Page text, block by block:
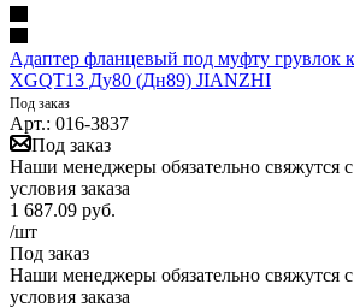
Адаптер фланцевый под муфту грувлок
XGQT13 Ду80 (Дн89) JIANZHI
Под заказ
Арт.: 016-3837
Под заказ
Наши менеджеры обязательно свяжутся
условия заказа
1 687.09 руб.
/шт
Под заказ
Наши менеджеры обязательно свяжутся
условия заказа